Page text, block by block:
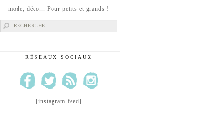
mode, déco... Pour petits et grands !
Rechercher :
RÉSEAUX SOCIAUX
[instagram-feed]